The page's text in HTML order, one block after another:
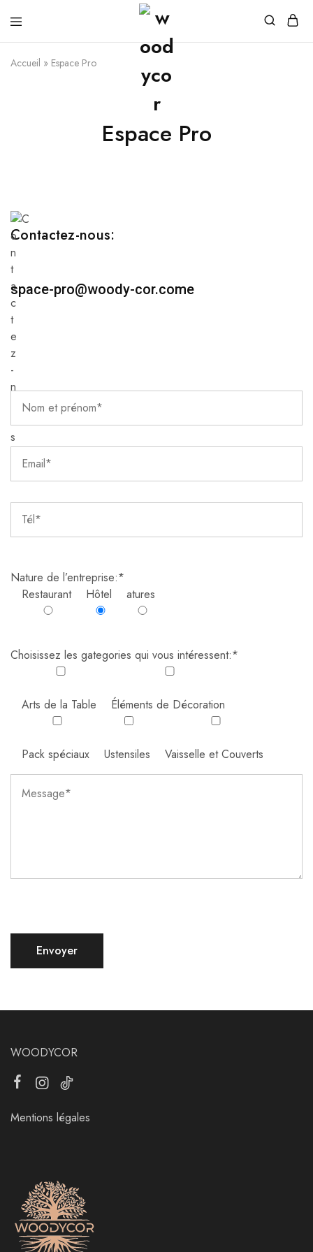
Accueil » Espace Pro
Espace Pro
Contactez-nous:
space-pro@woody-cor.come
Nature de l’entreprise:*
Restaurant
Hôtel atures
Choisissez les gategories qui vous intéressent:*
Arts de la Table Éléments de Décoration
Pack spéciaux Ustensiles Vaisselle et Couverts
WOODYCOR
Mentions légales